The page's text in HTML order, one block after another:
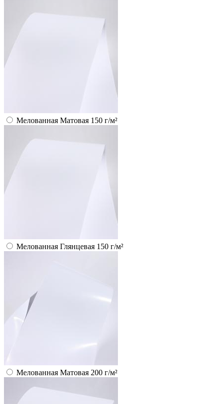
Мелованная Матовая 150 г/м²
Мелованная Глянцевая 150 г/м²
Мелованная Матовая 200 г/м²